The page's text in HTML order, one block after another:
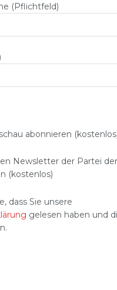
(Pflichtfeld)
abonnieren
Newsletter der Partei
(kostenlos)
dass Sie unsere
gelesen haben und